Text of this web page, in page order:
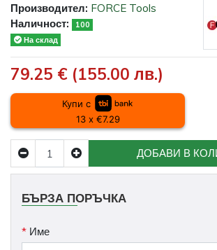
Производител: FORCE Tools
Наличност:
100
На склад
79.25 € (155.00 лв.)
Купи с
13 x €7.29
ДОБАВИ В
БЪРЗА ПОРЪЧКА
* Име